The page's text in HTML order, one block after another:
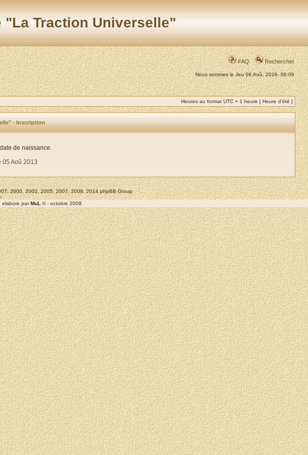
"La Traction Universelle"
FAQ Rechercher
Nous sommes le Jeu 06 Aoû, 2026- 06:06
Heures au format UTC + 1 heure [ Heure d’été ]
- Inscription
de naissance.
05 Aoû 2013
2000, 2002, 2005, 2007, 2008, 2014 phpBB Group
elabore parMuL © - octobre 2008